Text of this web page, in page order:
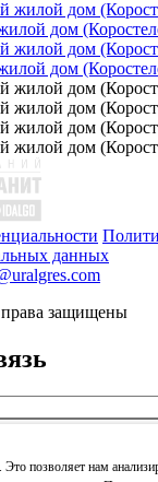
дом
дом
данных
защищены
позволяет нам